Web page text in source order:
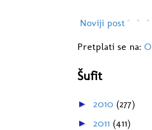
Noviji post
Pretplati se na:
Šufit
► 2010 (277)
► 2011 (411)